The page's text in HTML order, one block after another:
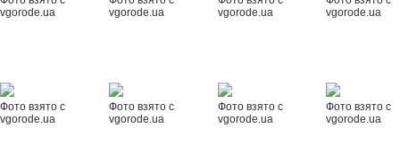
vgorode.ua
vgorode.ua
vgorode.ua
vgorode.ua
Фото взято с
vgorode.ua
Фото взято с
vgorode.ua
Фото взято с
vgorode.ua
Фото взято с
vgorode.ua